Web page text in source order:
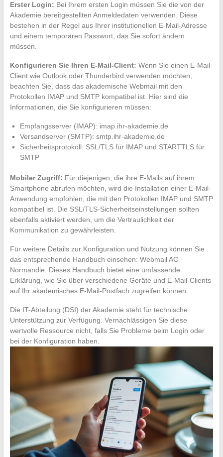
Erster Login: Bei Ihrem ersten Login müssen Sie die von der
Akademie bereitgestellten Anmeldedaten verwenden. Diese
bestehen in der Regel aus Ihrer institutionellen E-Mail-Adresse
und einem temporären Passwort, das Sie sofort ändern
müssen.
Konfigurieren Sie Ihren E-Mail-Client: Wenn Sie einen E-Mail-
Client wie Outlook oder Thunderbird verwenden möchten,
beachten Sie, dass das akademische Webmail mit den
Protokollen IMAP und SMTP kompatibel ist. Hier sind die
Informationen, die Sie konfigurieren müssen:
Empfangsserver (IMAP): imap.ihr-akademie.de
Versandserver (SMTP): smtp.ihr-akademie.de
Sicherheitsprotokoll: SSL/TLS für IMAP und STARTTLS für
SMTP
Mobiler Zugriff: Für diejenigen, die ihre E-Mails auf ihrem
Smartphone abrufen möchten, wird die Installation einer E-Mail-
Anwendung empfohlen, die mit den Protokollen IMAP und SMTP
kompatibel ist. Die SSL/TLS-Sicherheitseinstellungen sollten
ebenfalls aktiviert werden, um die Vertraulichkeit der
Kommunikation zu gewährleisten.
Für weitere Details zur Konfiguration und Nutzung können Sie
das entsprechende Handbuch einsehen: Webmail AC
Normandie. Dieses Handbuch bietet eine umfassende
Erklärung, wie Sie über verschiedene Geräte und E-Mail-Clients
auf Ihr akademisches E-Mail-Postfach zugreifen können.
Die IT-Abteilung (DSI) der Akademie steht für technische
Unterstützung zur Verfügung. Vernachlässigen Sie diese
wertvolle Ressource nicht, falls Sie Probleme beim Login oder
bei der Konfiguration haben.